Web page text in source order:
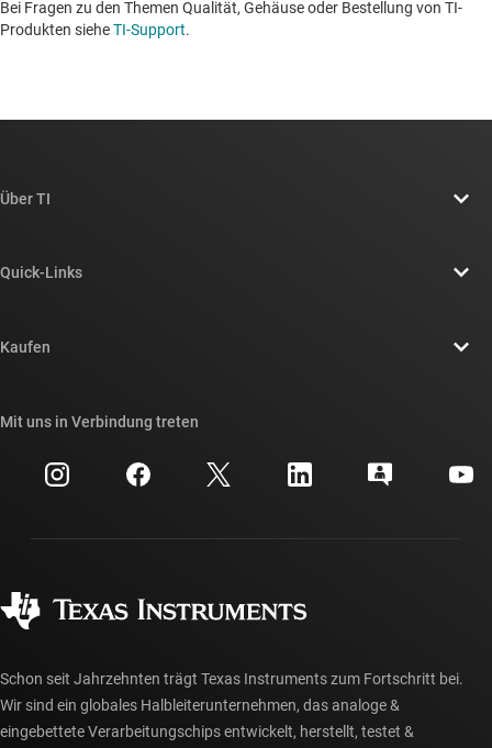
Bei Fragen zu den Themen Qualität, Gehäuse oder Bestellung von TI-
Produkten sieheTI-Support. ​​​​​​​​​​​​​​
Über TI
Newsroom
Investorenbeziehungen
Fertigung
Quick-Links
Querverweis-Suche
Kundensupportzentrum
myTI-Konto FAQs
Kaufen
Häufig gestellte Fragen zu Bestellungen
Mit uns in Verbindung treten
Schon seit Jahrzehnten trägt Texas Instruments zum Fortschritt bei.
Wir sind ein globales Halbleiterunternehmen, das analoge &
eingebettete Verarbeitungschips entwickelt, herstellt, testet &